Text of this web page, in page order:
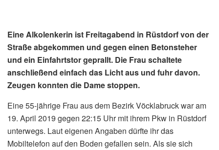
Eine Alkolenkerin ist Freitagabend in Rüstdorf von der
Straße abgekommen und gegen einen Betonsteher
und ein Einfahrtstor geprallt. Die Frau schaltete
anschließend einfach das Licht aus und fuhr davon.
Zeugen konnten die Dame stoppen.
Eine 55-jährige Frau aus dem Bezirk Vöcklabruck war am
19. April 2019 gegen 22:15 Uhr mit ihrem Pkw in Rüstdorf
unterwegs. Laut eigenen Angaben dürfte ihr das
Mobiltelefon auf den Boden gefallen sein. Als sie sich